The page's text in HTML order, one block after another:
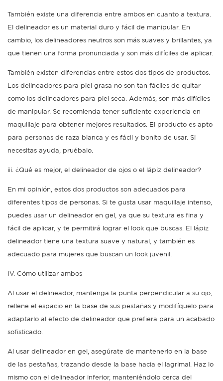
También existe una diferencia entre ambos en cuanto a textura.
El delineador es un material duro y fácil de manipular. En
cambio, los delineadores neutros son más suaves y brillantes, ya
que tienen una forma pronunciada y son más difíciles de aplicar.
También existen diferencias entre estos dos tipos de productos.
Los delineadores para piel grasa no son tan fáciles de quitar
como los delineadores para piel seca. Además, son más difíciles
de manipular. Se recomienda tener suficiente experiencia en
maquillaje para obtener mejores resultados. El producto es apto
para personas de raza blanca y es fácil y bonito de usar. Si
necesitas ayuda, pruébalo.
iii. ¿Qué es mejor, el delineador de ojos o el lápiz delineador?
En mi opinión, estos dos productos son adecuados para
diferentes tipos de personas. Si te gusta usar maquillaje intenso,
puedes usar un delineador en gel, ya que su textura es fina y
fácil de aplicar, y te permitirá lograr el look que buscas. El lápiz
delineador tiene una textura suave y natural, y también es
adecuado para mujeres que buscan un look juvenil.
IV. Cómo utilizar ambos
Al usar el delineador, mantenga la punta perpendicular a su ojo,
rellene el espacio en la base de sus pestañas y modifíquelo para
adaptarlo al efecto de delineador que prefiera para un acabado
sofisticado.
Al usar delineador en gel, asegúrate de mantenerlo en la base
de las pestañas, trazando desde la base hacia el lagrimal. Haz lo
mismo con el delineador inferior, manteniéndolo cerca del